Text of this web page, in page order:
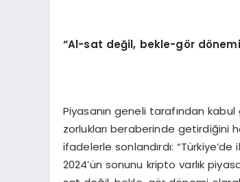
“Al-sat değil, bekle-gör dö
Piyasanın geneli tarafından
zorlukları beraberinde getirdiğini
ifadelerle sonlandırdı:
2024’ün sonunu kripto varlık